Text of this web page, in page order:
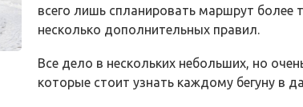
всего лишь спланировать маршрут более
несколько дополнительных правил.
Все дело в нескольких небольших, но
которые стоит узнать каждому бегуну в